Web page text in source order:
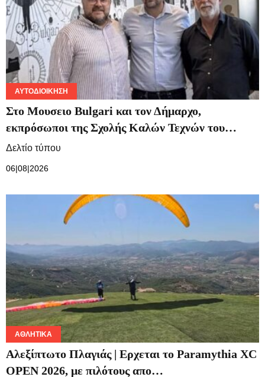
ΑΥΤΟΔΙΟΊΚΗΣΗ
Στο Μουσειο Bulgari και τον Δήμαρχο,
εκπρόσωποι της Σχολής Καλών Τεχνών του…
Δελτίο τύπου
06|08|2026
ΑΘΛΗΤΙΚΆ
Αλεξίπτωτο Πλαγιάς | Ερχεται το Paramythia XC
OPEN 2026, με πιλότους απο…